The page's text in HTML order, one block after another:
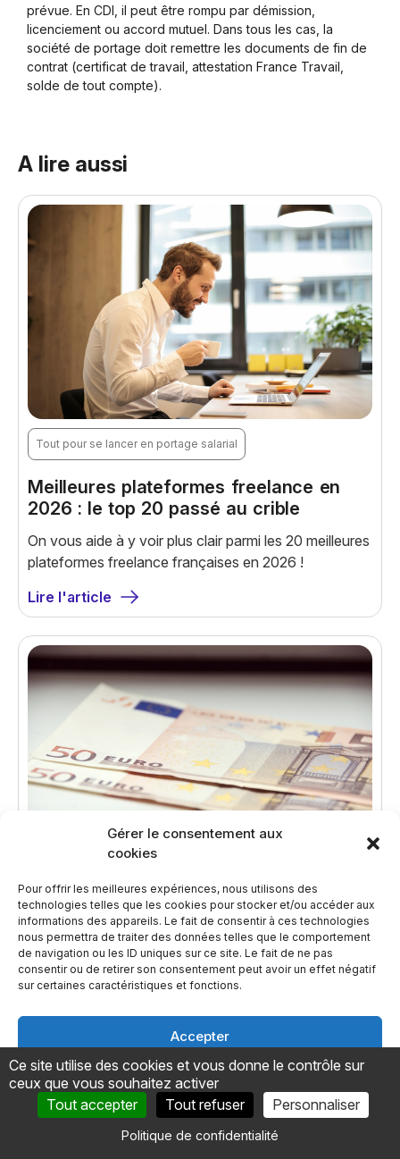
Gérer le consentement aux
cookies
Pour offrir les meilleures expériences, nous utilisons des
technologies telles que les cookies pour stocker et/ou accéder aux
informations des appareils. Le fait de consentir à ces technologies
nous permettra de traiter des données telles que le comportement
de navigation ou les ID uniques sur ce site. Le fait de ne pas
consentir ou de retirer son consentement peut avoir un effet négatif
sur certaines caractéristiques et fonctions.
Accepter
Refuser
Voir les préférences
prévue. En CDI, il peut être rompu par démission,
licenciement ou accord mutuel. Dans tous les cas, la
société de portage doit remettre les documents de fin de
contrat (certificat de travail, attestation France Travail,
solde de tout compte).
A lire aussi
Tout pour se lancer en portage salarial
Meilleures plateformes freelance en
2026 : le top 20 passé au crible
On vous aide à y voir plus clair parmi les 20 meilleures
plateformes freelance françaises en 2026 !
Lire l'article
Tout pour se lancer en portage salarial
Notre avis sur Jump, la société de
portage à 99 € par mois
Entre le storytelling séduisant et la réalité du terrain,
Ce site utilise des cookies et vous donne le contrôle sur
ceux que vous souhaitez activer
Tout accepter
Tout refuser Personnaliser
Politique de confidentialité